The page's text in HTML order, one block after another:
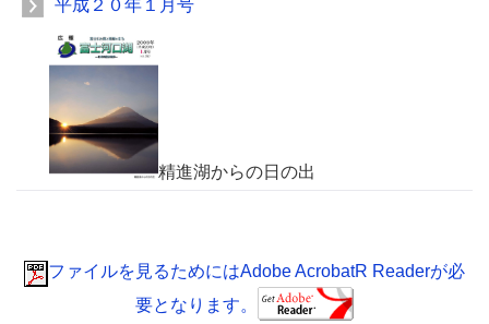
平成２０年１月号
精進湖からの日の出
ファイルを見るためにはAdobe AcrobatR Readerが必
要となります。